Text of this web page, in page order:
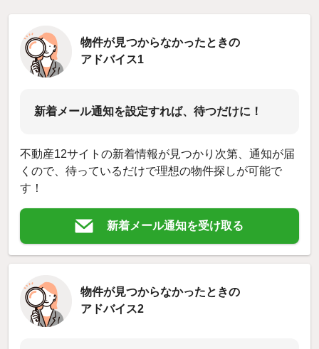
物件が見つからなかったときの
アドバイス1
新着メール通知を設定すれば、待つだけに！
不動産12サイトの新着情報が見つかり次第、通知が届
くので、待っているだけで理想の物件探しが可能で
す！
新着メール通知を受け取る
物件が見つからなかったときの
アドバイス2